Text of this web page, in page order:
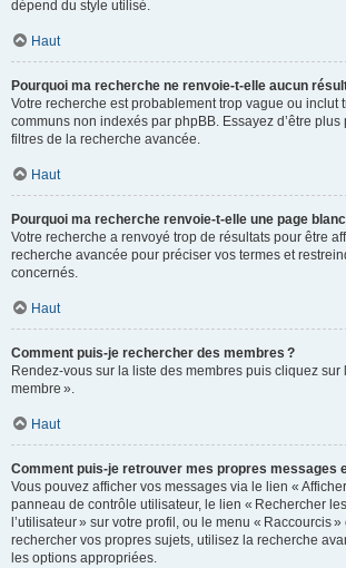
dépend du style utilisé.
Haut
Pourquoi ma recherche ne renvoie-t-elle aucun
Votre recherche est probablement trop vague ou inclut
communs non indexés par phpBB. Essayez d’être plus
filtres de la recherche avancée.
Haut
Pourquoi ma recherche renvoie-t-elle une page
Votre recherche a renvoyé trop de résultats pour être
recherche avancée pour préciser vos termes et
concernés.
Haut
Comment puis-je rechercher des membres ?
Rendez-vous sur la liste des membres puis cliquez sur
membre ».
Haut
Comment puis-je retrouver mes propres messages
Vous pouvez afficher vos messages via le lien «
panneau de contrôle utilisateur, le lien « Rechercher
l’utilisateur » sur votre profil, ou le menu « Raccourcis
rechercher vos propres sujets, utilisez la recherche
les options appropriées.